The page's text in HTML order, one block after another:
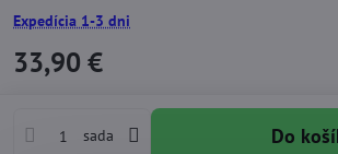
Expedícia 1-3 dni
33,90 €
sada Do